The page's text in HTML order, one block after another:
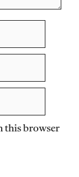
this browser